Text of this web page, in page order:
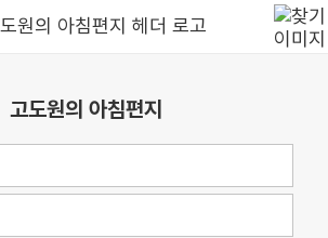
고도원의 아침편지